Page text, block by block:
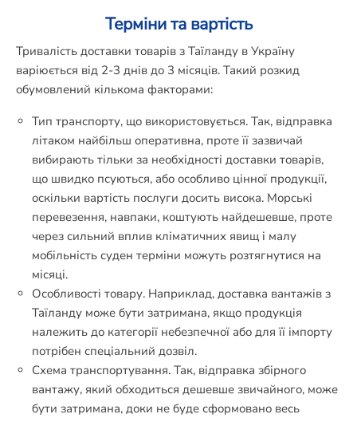
Терміни та вартість
Тривалість доставки товарів з Таїланду в Україну
варіюється від 2-3 днів до 3 місяців. Такий розкид
обумовлений кількома факторами:
Тип транспорту, що використовується. Так, відправка
літаком найбільш оперативна, проте її зазвичай
вибирають тільки за необхідності доставки товарів,
що швидко псуються, або особливо цінної продукції,
оскільки вартість послуги досить висока. Морські
перевезення, навпаки, коштують найдешевше, проте
через сильний вплив кліматичних явищ і малу
мобільність суден терміни можуть розтягнутися на
місяці.
Особливості товару. Наприклад, доставка вантажів з
Таїланду може бути затримана, якщо продукція
належить до категорії небезпечної або для її імпорту
потрібен спеціальний дозвіл.
Схема транспортування. Так, відправка збірного
вантажу, який обходиться дешевше звичайного, може
бути затримана, доки не буде сформовано весь